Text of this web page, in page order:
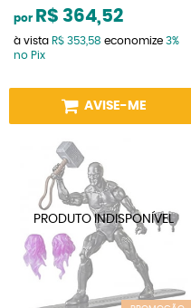
por R$ 364,52
à vista R$ 353,58 economize 3%
no Pix
AVISE-ME